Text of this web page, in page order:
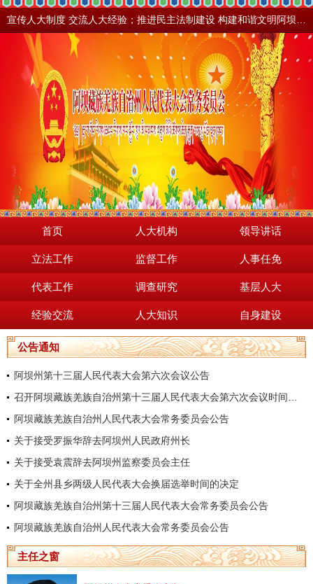
首页 人大机构 领导讲话
立法工作 监督工作 人事任免
代表工作 调查研究 基层人大
经验交流 人大知识 自身建设
公告通知
阿坝州第十三届人民代表大会第六次会议公告
阿坝藏族羌族自治州人民代表大会常务委员会公告
关于接受罗振华辞去阿坝州人民政府州长
关于接受袁震辞去阿坝州监察委员会主任
关于全州县乡两级人民代表大会换届选举时间的决定
阿坝藏族羌族自治州第十三届人民代表大会常务委员会公告
阿坝藏族羌族自治州人民代表大会常务委员会公告
主任之窗